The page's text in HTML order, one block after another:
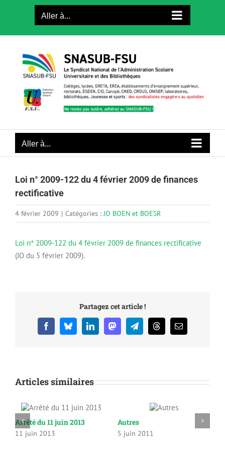
Aller à...
Aller à...
Loi n° 2009-122 du 4 février 2009 de finances
rectificative
4 février 2009 | Catégories : JO BOEN et BOESR
Loi n° 2009-122 du 4 février 2009 de finances rectificative
(JO du 5 février 2009).
Partagez cet article !
FacebookBlueskyLinkedInMastodonTelegramThreadsEmail
Articles similaires
Arrêté du 11 juin 2013
11 juin 2013
Autres
5 juin 2011